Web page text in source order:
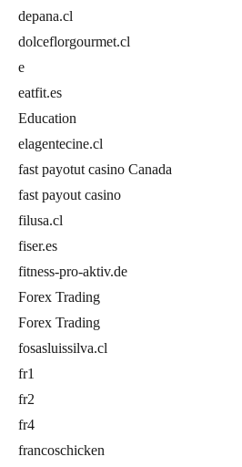
depana.cl
dolceflorgourmet.cl
e
eatfit.es
Education
elagentecine.cl
fast payotut casino Canada
fast payout casino
filusa.cl
fiser.es
fitness-pro-aktiv.de
Forex Trading
Forex Trading
fosasluissilva.cl
fr1
fr2
fr4
francoschicken